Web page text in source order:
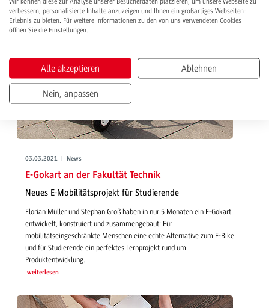
03.03.2021 | News
E-Gokart an der Fakultät Technik
Neues E-Mobilitätsprojekt für Studierende
Florian Müller und Stephan Groß haben in nur 5 Monaten ein E-Gokart
entwickelt, konstruiert und zusammengebaut: Für
mobilitätseingeschränkte Menschen eine echte Alternative zum E-Bike
und für Studierende ein perfektes Lernprojekt rund um
Produktentwicklung.
weiterlesen
verbessern, personalisierte Inhalte anzuzeigen und Ihnen ein großartiges Webseiten-
Erlebnis zu bieten. Für weitere Informationen zu den von uns verwendeten Cookies
öffnen Sie die Einstellungen.
Alle akzeptieren Ablehnen
Nein, anpassen